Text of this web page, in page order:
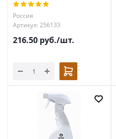
Россия
Артикул: 256133
216.50 руб./шт.